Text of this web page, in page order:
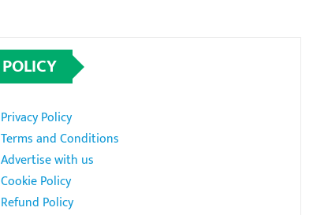
POLICY
Privacy Policy
Terms and Conditions
Advertise with us
Cookie Policy
Refund Policy